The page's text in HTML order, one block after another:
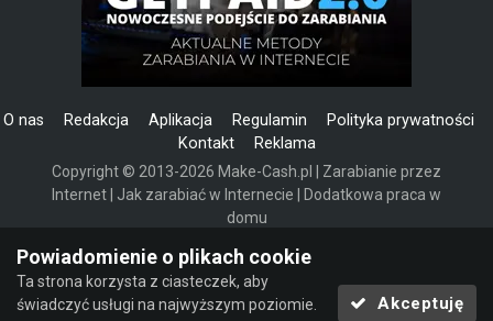
O nas Redakcja Aplikacja Regulamin
Polityka prywatności
Kontakt
Reklama
Copyright © 2013-2026 Make-Cash.pl | Zarabianie przez
Internet | Jak zarabiać w Internecie | Dodatkowa praca w
domu
Powiadomienie o plikach cookie
Ta strona korzysta z ciasteczek, aby
świadczyć usługi na najwyższym poziomie.
Akceptuję